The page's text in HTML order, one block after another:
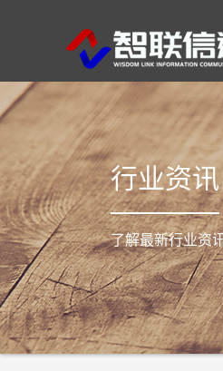
行业资讯
了解最新行业资